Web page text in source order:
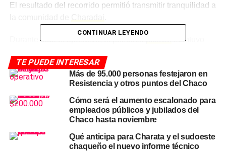
El resultado del recorrido permitió transmitir tranquilidad a
Durante todo el operativo, el personalpolicialmantuvo
sectores recorridos. Las autoridades indicaron que las
recorridas y tareas de asistencia continuarán en los
próximos días para atender cualquier eventualidad que
pudiera presentarse en cuanto alclima.
DEPARTAMENTO CHACABUCO
LLUVIAS
POLICÍA DEL CHACO
RELEVAMIENTO SEGURIDAD
CONTINUAR LEYENDO
TE PUEDE INTERESAR
Más de 95.000 personas festejaron en
Resistencia y otros puntos del Chaco
Cómo será el aumento escalonado para
empleados públicos y jubilados del
Chaco hasta noviembre
Qué anticipa para Charata y el sudoeste
chaqueño el nuevo informe técnico